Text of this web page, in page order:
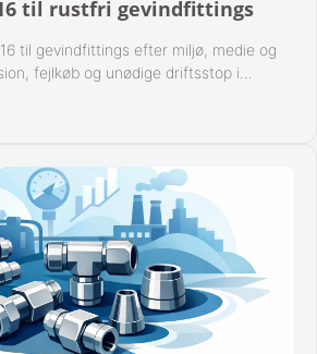
til rustfri gevindfittings
til gevindfittings efter miljø, medie og
fejlkøb og unødige driftsstop i